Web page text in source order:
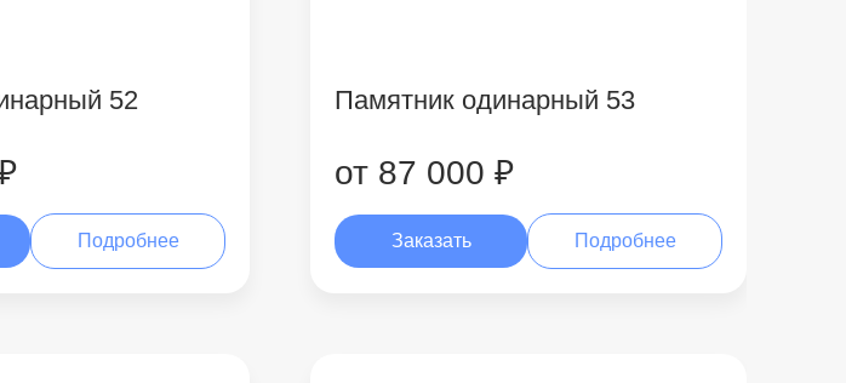
52
Подробнее
Памятник одинарный 53
от 87 000 ₽
Заказать Подробнее